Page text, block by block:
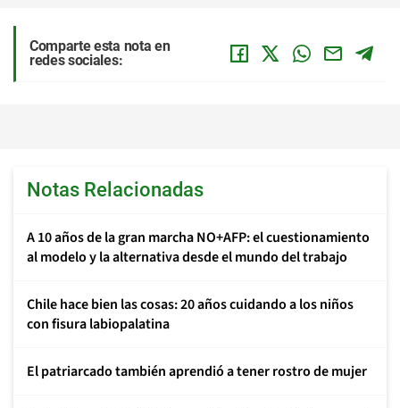
Comparte esta nota en
redes sociales:
Notas Relacionadas
A 10 años de la gran marcha NO+AFP: el cuestionamiento
al modelo y la alternativa desde el mundo del trabajo
Chile hace bien las cosas: 20 años cuidando a los niños
con fisura labiopalatina
El patriarcado también aprendió a tener rostro de mujer